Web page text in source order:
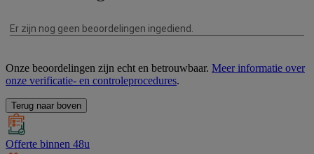
Onze beoordelingen zijn echt en betrouwbaar. Meer informatie over
onze verificatie- en controleprocedures.
Terug naar boven
Offerte binnen 48u